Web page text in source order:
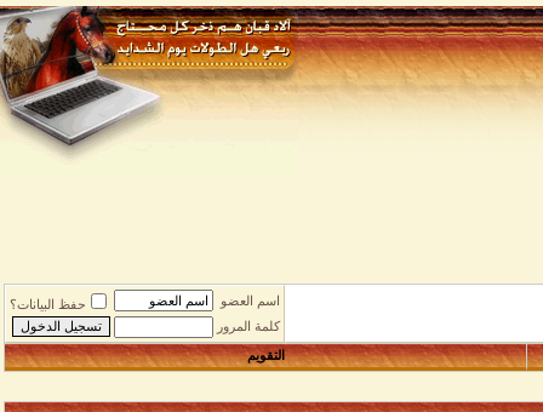
اسم العضو
حفظ البيانات؟
كلمة المرور
التقويم